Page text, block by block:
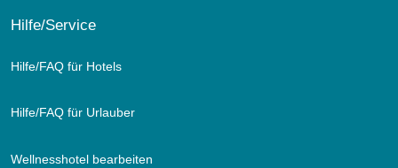
Hilfe/Service
Hilfe/FAQ für Hotels
Hilfe/FAQ für Urlauber
Wellnesshotel bearbeiten